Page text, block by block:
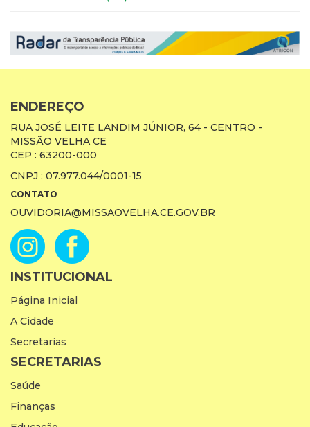
ENDEREÇO
RUA JOSÉ LEITE LANDIM JÚNIOR, 64 - CENTRO -
MISSÃO VELHA CE
CEP : 63200-000
CNPJ : 07.977.044/0001-15
CONTATO
OUVIDORIA@MISSAOVELHA.CE.GOV.BR
INSTITUCIONAL
Página Inicial
A Cidade
Secretarias
SECRETARIAS
Saúde
Finanças